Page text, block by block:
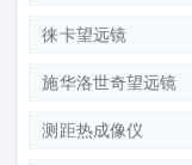
徕卡望远镜
施华洛世奇望远镜
测距热成像仪